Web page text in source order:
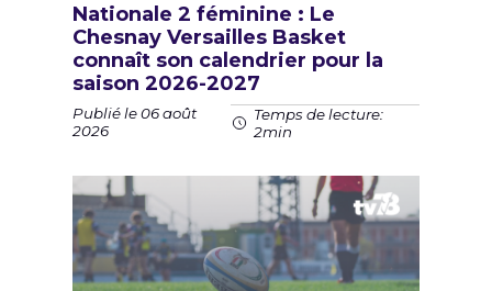
Nationale 2 féminine : Le
Chesnay Versailles Basket
connaît son calendrier pour la
saison 2026-2027
Publié le 06 août
2026
Temps de lecture:
2min